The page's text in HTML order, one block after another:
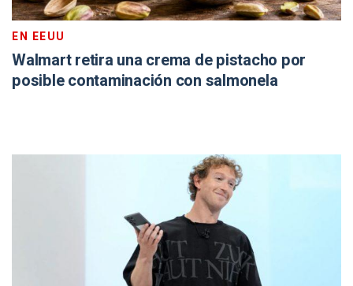
EN EEUU
Walmart retira una crema de pistacho por
posible contaminación con salmonela